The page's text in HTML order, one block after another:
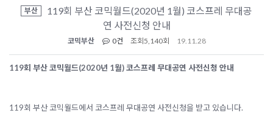
부산
119회 부산 코믹월드(2020년 1월) 코스프레 무대공
연 사전신청 안내
코믹부산 0건 조회 5,140회 19.11.28
119회 부산 코믹월드(2020년 1월) 코스프레 무대공연 사전신청 안내
119회 부산 코믹월드에서 코스프레 무대공연 사전신청을 받고 있습니다.